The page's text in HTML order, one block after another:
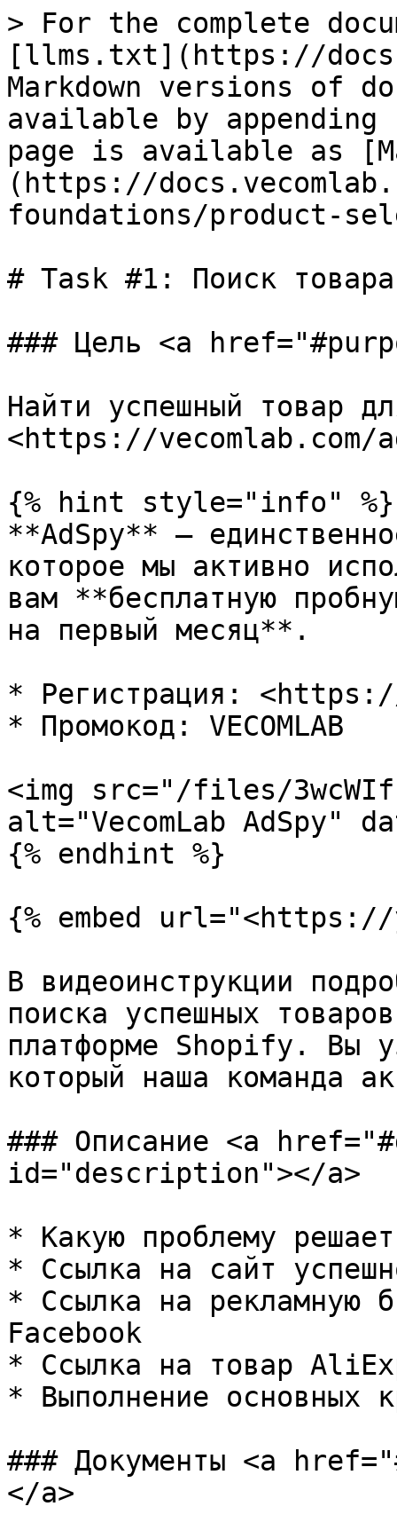
> For the complete
[llms.txt](https://
Markdown versions of
available by
page is available as
(https://
foundations/product-
# Task #1: Поиск товара
### Цель <a
Найти успешный товар
<https://vecomlab.com/
{% hint style="info" %}
**AdSpy** —
которое мы активно
вам **бесплатную
на первый месяц**.
* Регистрация:
* Промокод: VECOMLAB
<img src="/files/
alt="VecomLab AdSpy"
{% endhint %}
{% embed url="<https://
В видеоинструкции
поиска успешных
платформе Shopify. Вы
который наша команда
### Описание <a
id="description"></a>
* Какую проблему
* Ссылка на сайт
* Ссылка на рекламную
Facebook
* Ссылка на товар
* Выполнение основных
### Документы <a
</a>